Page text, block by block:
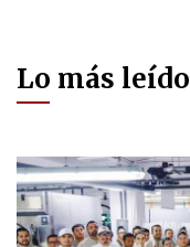
Lo más leído